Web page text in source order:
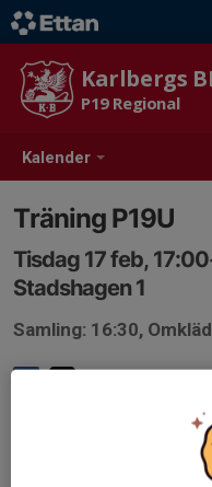
Kalender
Karlbergs
P19 Regional
Träning P19U
Tisdag 17 feb,
Stadshagen 1
Samling: 16:30,